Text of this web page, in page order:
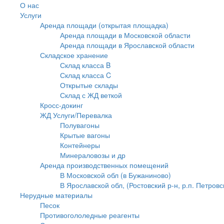
О нас
Услуги
Аренда площади (открытая площадка)
Аренда площади в Московской области
Аренда площади в Ярославской области
Складское хранение
Склад класса B
Склад класса C
Открытые склады
Склад с ЖД веткой
Кросс-докинг
ЖД Услуги/Перевалка
Полувагоны
Крытые вагоны
Контейнеры
Минераловозы и др
Аренда производственных помещений
В Московской обл (в Бужаниново)
В Ярославской обл, (Ростовский р-н, р.п.
Нерудные материалы
Песок
Противогололедные реагенты